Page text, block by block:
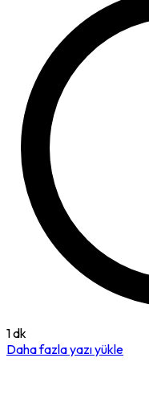
1 dk
Daha fazla yazı yükle